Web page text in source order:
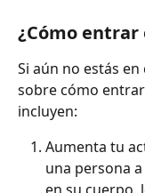
¿Cómo entrar
Si aún no estás
sobre cómo
incluyen:
Aumenta tu
una persona